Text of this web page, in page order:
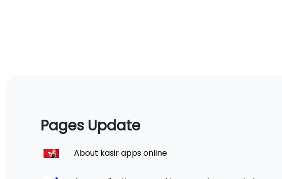
Pages Update
About kasir apps online